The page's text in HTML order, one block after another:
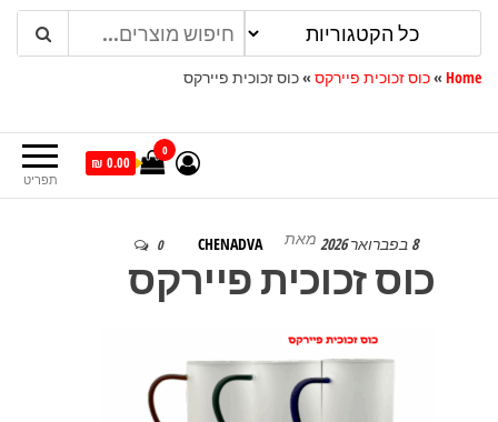
Home
»כוס זכוכית פיירקס »כוס זכוכית פיירקס
תפריט
0
0.00 ₪
8 בפברואר 2026 מאת CHENADVA
0
כוס זכוכית פיירקס